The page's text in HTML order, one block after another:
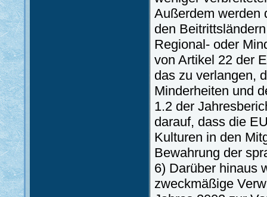
Außerdem werden
den
Regional- oder
von Artikel 22 der
das zu verlangen,
Minderheiten und
1.2 der
darauf, dass die
Kulturen in den
Bewahrung der
6) Darüber hinaus
zweckmäßige